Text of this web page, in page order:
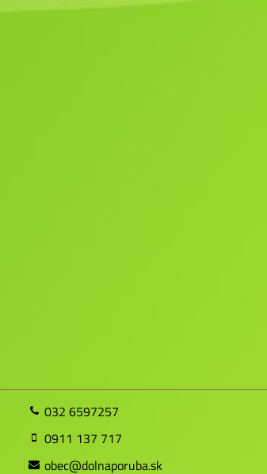
032 6597257
0911 137 717
obec@dolnaporuba.sk